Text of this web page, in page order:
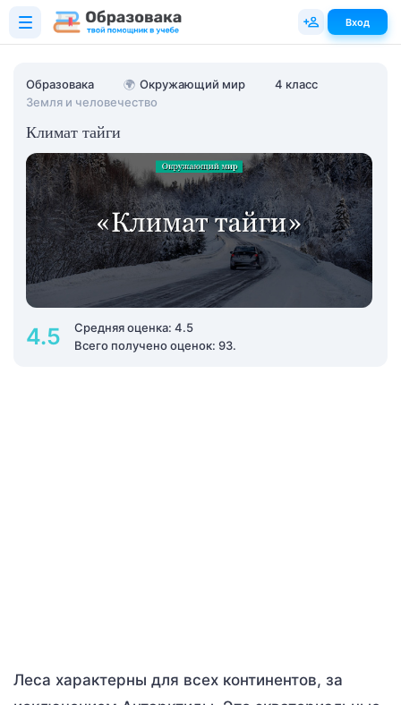
Образовака 🌍 Окружающий мир
4 класс
Земля и человечество
Климат тайги
4.5
Средняя оценка: 4.5
Всего получено оценок: 93.
Леса характерны для всех континентов, за
Вход